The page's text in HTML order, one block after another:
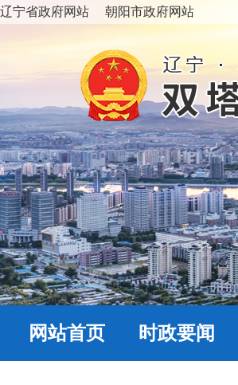
辽宁省政府网站 朝阳市政府网站
网站首页 时政要闻